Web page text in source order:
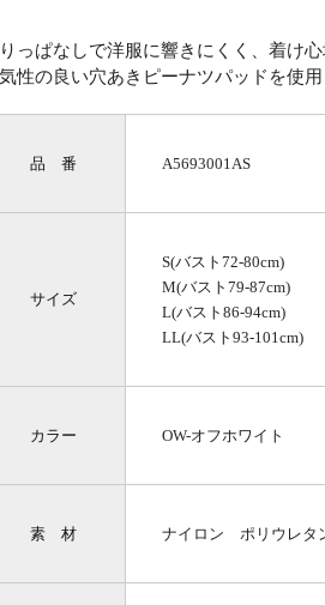
っぱなしで洋服に響きにくく、着け
性の良い穴あきピーナツパッドを使
品 番 A5693001AS
サイズ
S(バスト72-80cm)
M(バスト79-87cm)
L(バスト86-94cm)
LL(バスト93-101cm)
カラー OW-オフホワイト
素 材 ナイロン ポリウレタ